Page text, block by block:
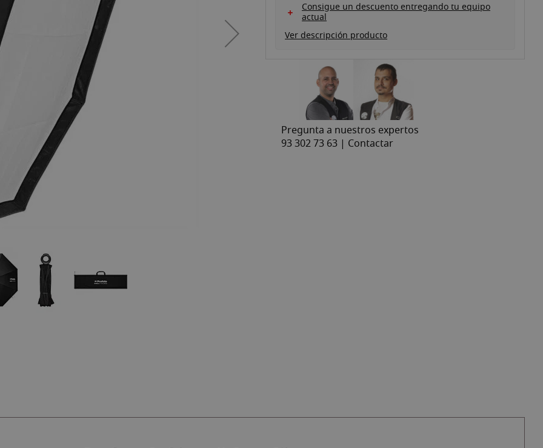
Consigue un descuento entregando tu equipo
actual
Ver descripción producto
Pregunta a nuestros expertos
93 302 73 63 | Contactar